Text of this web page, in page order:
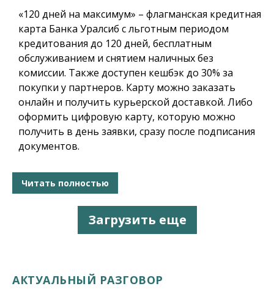
«120 дней на максимум» – флагманская кредитная
карта Банка Уралсиб с льготным периодом
кредитования до 120 дней, бесплатным
обслуживанием и снятием наличных без
комиссии. Также доступен кешбэк до 30% за
покупки у партнеров. Карту можно заказать
онлайн и получить курьерской доставкой. Либо
оформить цифровую карту, которую можно
получить в день заявки, сразу после подписания
документов.
Читать полностью
Загрузить еще
АКТУАЛЬНЫЙ РАЗГОВОР